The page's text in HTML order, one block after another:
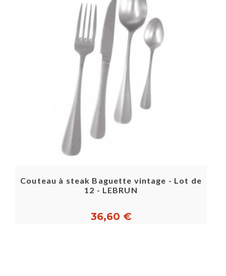
Couteau à steak Baguette vintage - Lot de
12 - LEBRUN
36,60 €